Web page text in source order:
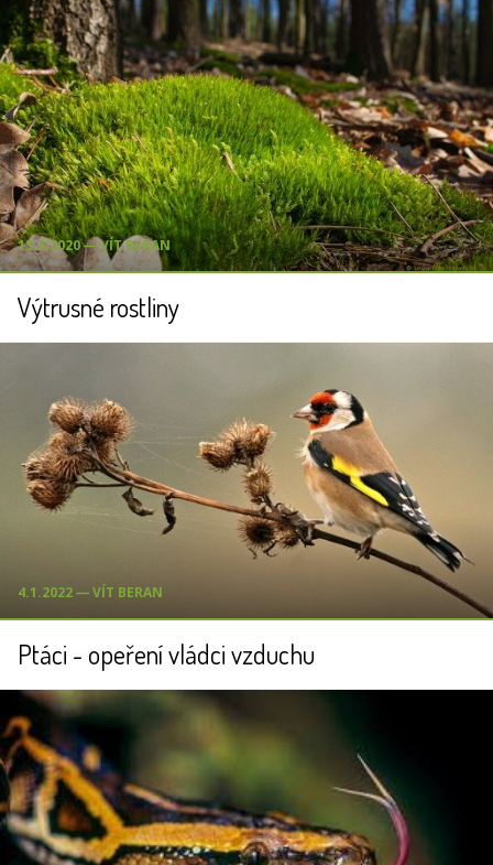
13.3.2020 ― VÍT BERAN
Výtrusné rostliny
4.1.2022 ― VÍT BERAN
Ptáci - opeření vládci vzduchu